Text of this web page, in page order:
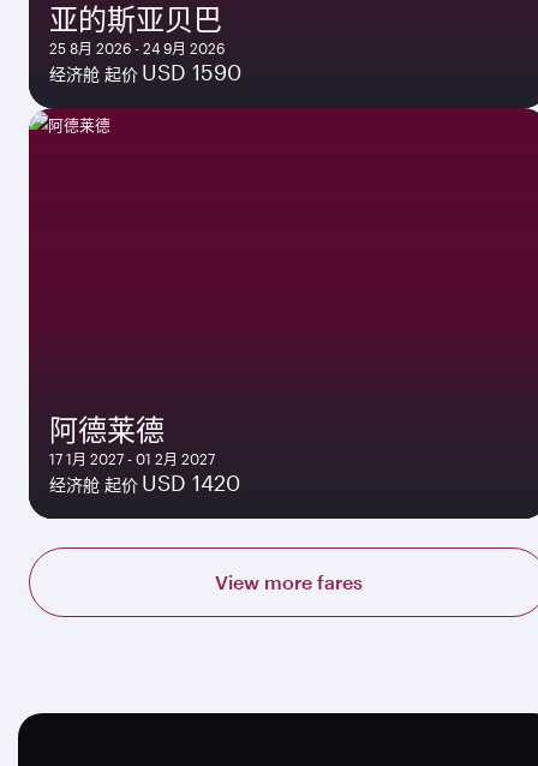
亚的斯亚贝巴
25 8月 2026 - 24 9月 2026
经济舱 起价 USD 1590
阿德莱德
17 1月 2027 - 01 2月 2027
经济舱 起价 USD 1420
View more fares